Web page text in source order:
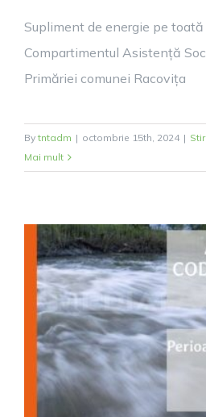
Supliment de energie pe toată
Compartimentul Asistență
Primăriei comunei Racovița
By tntadm | octombrie 15th, 2024 | Stiri
Mai mult